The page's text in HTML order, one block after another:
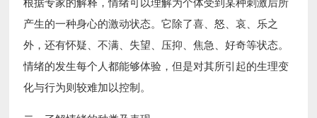
根据专家的解释，情绪可以理解为个体受到某种刺激后所
产生的一种身心的激动状态。它除了喜、怒、哀、乐之
外，还有怀疑、不满、失望、压抑、焦急、好奇等状态。
情绪的发生每个人都能够体验，但是对其所引起的生理变
化与行为则较难加以控制。